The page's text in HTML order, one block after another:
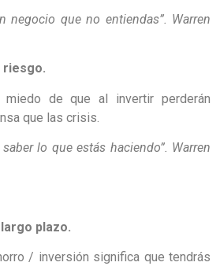
negocio que no entiendas”. Warren
riesgo.
miedo de que al invertir perderán
que las crisis.
lo que estás haciendo”. Warren
plazo.
/ inversión significa que tendrás